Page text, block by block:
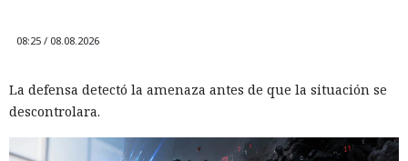
08:25 / 08.08.2026
La defensa detectó la amenaza antes de que la situación se
descontrolara.